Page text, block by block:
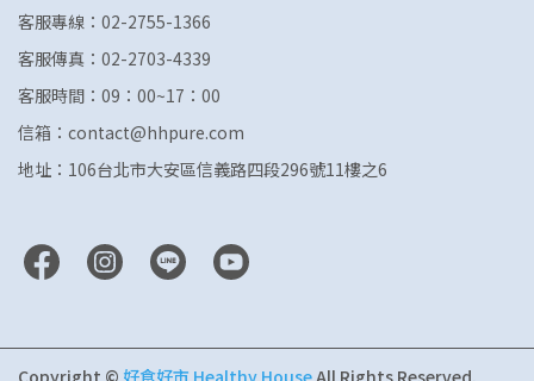
客服專線：02-2755-1366
客服傳真：02-2703-4339
客服時間：09：00~17：00
信箱：contact@hhpure.com
地址：106台北市大安區信義路四段296號11樓之6
Copyright © 好食好市 Healthy House All Rights Reserved.